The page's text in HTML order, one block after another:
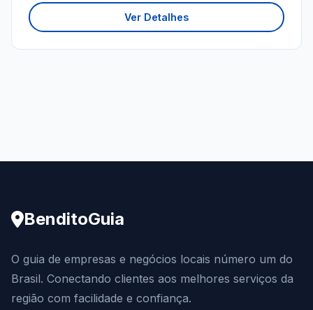
Ver Detalhes
BenditoGuia
O guia de empresas e negócios locais número um do
Brasil. Conectando clientes aos melhores serviços da
região com facilidade e confiança.